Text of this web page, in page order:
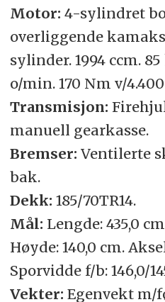
Motor: 4-sylindret
overliggende
sylinder. 1994 ccm.
o/min. 170 Nm v/
Transmisjon:
manuell gearkasse.
Bremser: Ventilerte
bak.
Dekk: 185/70TR14.
Mål: Lengde: 435,0
Høyde: 140,0 cm.
Sporvidde f/b: 146,0/
Vekter: Egenvekt m/